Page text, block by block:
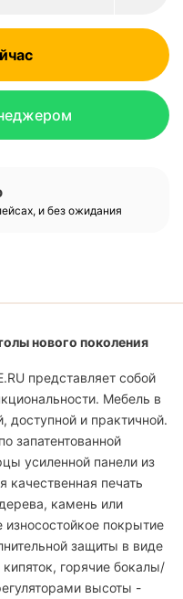
и без ожидания
нового поколения
представляет собой
Мебель в
доступной и практичной.
запатентованной
усиленной панели из
качественная печать
камень или
покрытие
защиты в виде
горячие бокалы/
высоты -